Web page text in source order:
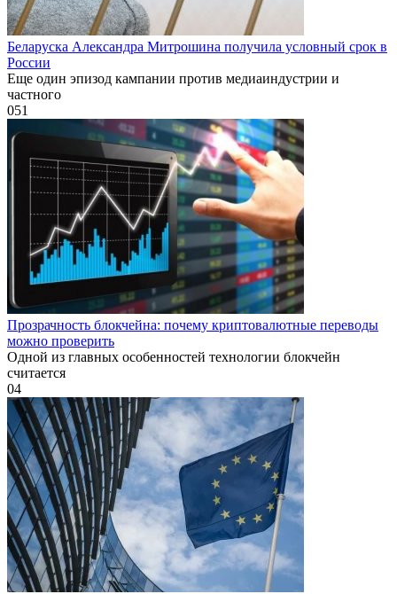
Беларуска Александра Митрошина получила условный срок в
России
Еще один эпизод кампании против медиаиндустрии и
частного
051
Прозрачность блокчейна: почему криптовалютные переводы
можно проверить
Одной из главных особенностей технологии блокчейн
считается
04